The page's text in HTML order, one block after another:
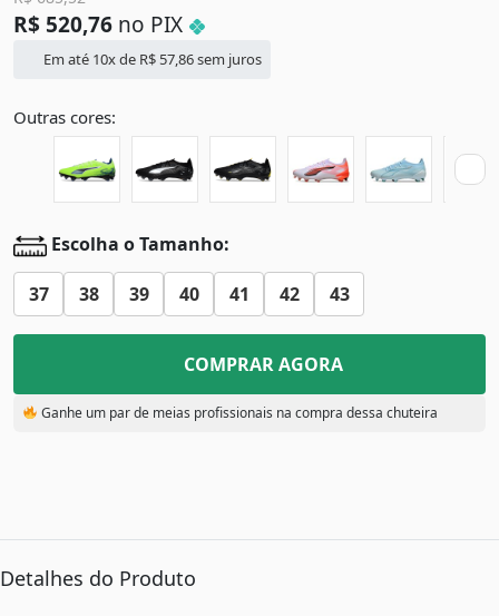
R$ 520,76 no PIX
Em até 10x de R$ 57,86sem juros
Outras cores:
Escolha o Tamanho:
37 38 39 40 41 42 43
COMPRAR AGORA
Ganhe um par de meias profissionais na compra dessa chuteira
Detalhes do Produto